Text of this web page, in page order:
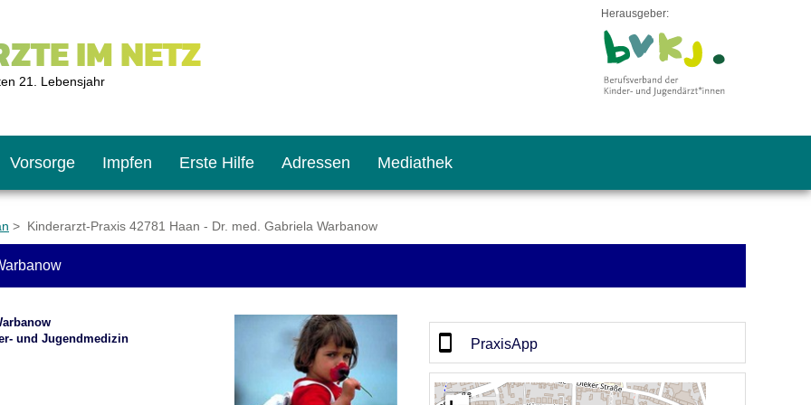
IM NETZ
21. Lebensjahr
Herausgeber:
Vorsorge Impfen Erste Hilfe Adressen Mediathek
> Kinderarzt-Praxis 42781 Haan - Dr. med. Gabriela Warbanow
und Jugendmedizin
PraxisApp